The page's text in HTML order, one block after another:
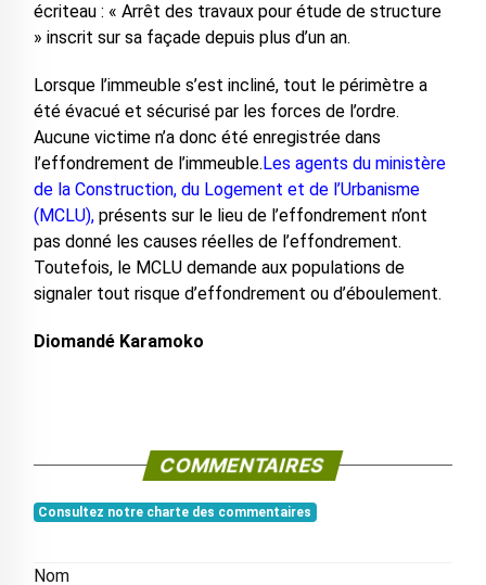
écriteau : « Arrêt des travaux pour étude de structure
» inscrit sur sa façade depuis plus d’un an.
Lorsque l’immeuble s’est incliné, tout le périmètre a
été évacué et sécurisé par les forces de l’ordre.
Aucune victime n’a donc été enregistrée dans
l’effondrement de l’immeuble. Les agents du ministère
de la Construction, du Logement et de l’Urbanisme
(MCLU),présents sur le lieu de l’effondrement n’ont
pas donné les causes réelles de l’effondrement.
Toutefois, le MCLU demande aux populations de
signaler tout risque d’effondrement ou d’éboulement.
Diomandé Karamoko
COMMENTAIRES
Consultez notre charte des commentaires
Nom